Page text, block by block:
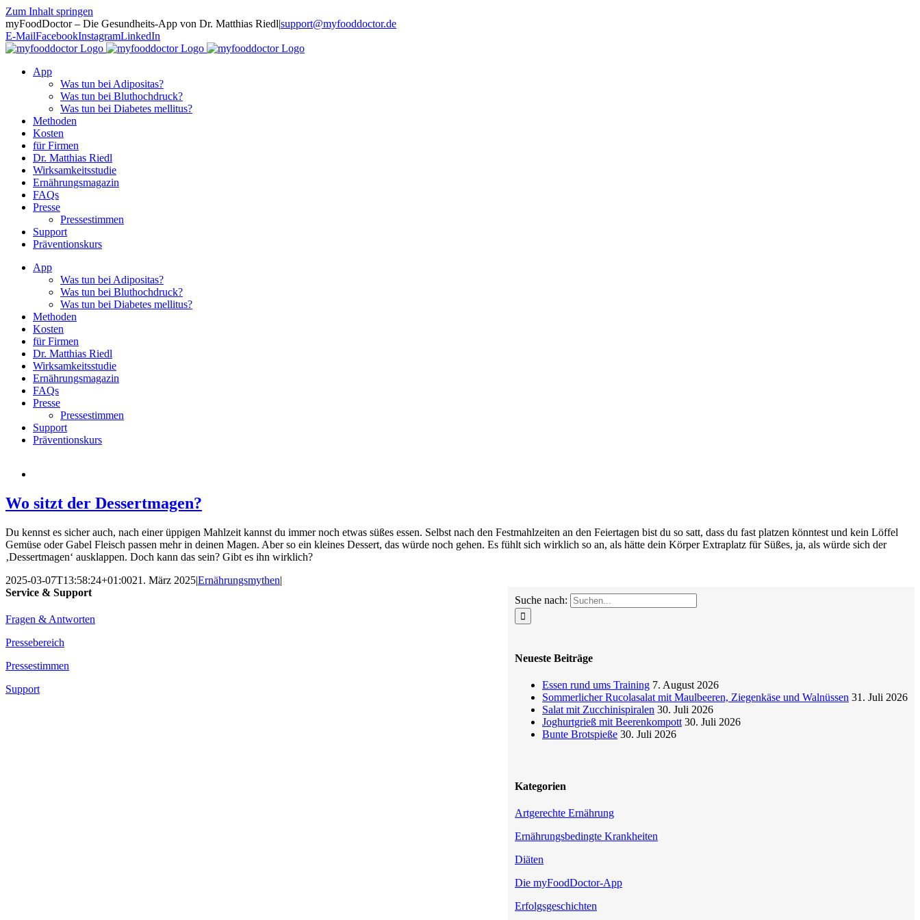
Zum Inhalt springen
myFoodDoctor – Die Gesundheits-App von Dr. Matthias Riedl|support@myfooddoctor.de
E-MailFacebookInstagramLinkedIn
App
Was tun bei Adipositas?
Was tun bei Bluthochdruck?
Was tun bei Diabetes mellitus?
Methoden
Kosten
für Firmen
Dr. Matthias Riedl
Wirksamkeitsstudie
Ernährungsmagazin
FAQs
Presse
Pressestimmen
Support
Präventionskurs
App
Was tun bei Adipositas?
Was tun bei Bluthochdruck?
Was tun bei Diabetes mellitus?
Methoden
Kosten
für Firmen
Dr. Matthias Riedl
Wirksamkeitsstudie
Ernährungsmagazin
FAQs
Presse
Pressestimmen
Support
Präventionskurs
Wo sitzt der Dessertmagen?
Du kennst es sicher auch, nach einer üppigen Mahlzeit kannst du immer noch etwas süßes essen. Selbst nach den Festmahlzeiten an den Feiertagen bist du so satt, dass du fast platzen könntest und kein Löffel
Gemüse oder Gabel Fleisch passen mehr in deinen Magen. Aber so ein kleines Dessert, das würde noch gehen. Es fühlt sich wirklich so an, als hätte dein Körper Extraplatz für Süßes, ja, als würde sich der
‚Dessertmagen‘ ausklappen. Doch kann das sein? Gibt es ihn wirklich?
2025-03-07T13:58:24+01:0021. März 2025|Ernährungsmythen|
Suche nach:
Neueste Beiträge
Essen rund ums Training 7. August 2026
Sommerlicher Rucolasalat mit Maulbeeren, Ziegenkäse und Walnüssen 31. Juli 2026
Salat mit Zucchinispiralen 30. Juli 2026
Joghurtgrieß mit Beerenkompott 30. Juli 2026
Bunte Brotspieße 30. Juli 2026
Kategorien
Artgerechte Ernährung
Ernährungsbedingte Krankheiten
Diäten
Die myFoodDoctor-App
Erfolgsgeschichten
Service & Support
Fragen & Antworten
Pressebereich
Pressestimmen
Support